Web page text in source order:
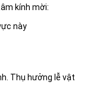
kính mời:
này
Thụ hưởng lễ vật